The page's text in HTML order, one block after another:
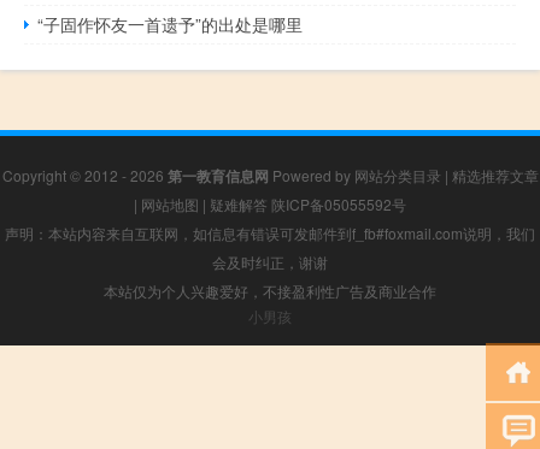
“子固作怀友一首遗予”的出处是哪里
Copyright © 2012 - 2026 第一教育信息网 Powered by 网站分类目录 | 精选推荐文章
| 网站地图 | 疑难解答 陕ICP备05055592号
声明：本站内容来自互联网，如信息有错误可发邮件到f_fb#foxmail.com说明，我们
会及时纠正，谢谢
本站仅为个人兴趣爱好，不接盈利性广告及商业合作
小男孩